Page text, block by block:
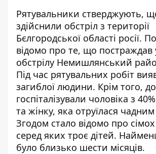
Рятувальники стверджують,
здійснили обстріл з території
Бєлгородської області росії.
відомо про те, що постраждав
обстрілу Немишлянський
Під час рятувальних робіт
загиблої людини. Крім того, до
госпіталізували чоловіка з 40%
та жінку, яка отруїлася
Згодом стало відомо про
серед яких троє дітей.
було близько шести місяців.